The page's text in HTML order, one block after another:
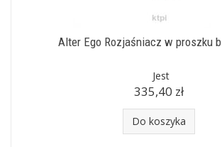
Alter Ego Rozjaśniacz w proszku
Jest
335,40 zł
Do koszyka